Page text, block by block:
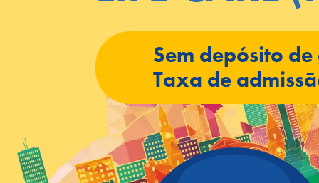
Sem depósito
Taxa de